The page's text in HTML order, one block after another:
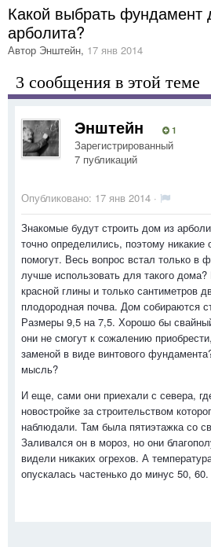
Какой выбрать фундамент
арболита?
Автор Энштейн, 17 янв 2014
3 сообщения в этой теме
Энштейн 1
Зарегистрированный
7 публикаций
Опубликовано: 17 янв 2014 ·
Знакомые будут строить дом из
точно определились, поэтому никакие
помогут. Весь вопрос встал только в
лучше использовать для такого дома?
красной глины и только сантиметров
плодородная почва. Дом собираются
Размеры 9,5 на 7,5. Хорошо бы
они не смогут к сожалению
заменой в виде винтового
мысль?
И еще, сами они приехали с севера,
новостройке за строительством
наблюдали. Там была пятиэтажка со
Заливался он в мороз, но они
видели никаких огрехов. А
опускалась частенько до минус 50, 60.